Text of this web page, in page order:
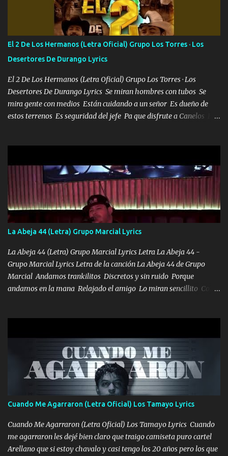
Bellas Artes me ve en las blancas ya hace falta mi APA FLACO
verde se le extraña pa que sepan Aquí Pura GENTE DE LA RANA 🐸
POR CLAVE ES EL CALI 4 EN LA CIUDAD TIJUANA Música Al
tirante andamos mi carnal atento a cualquier necesidad no porque
se ve limpio el camino nos confiamos al andar y nunca con la
misma piedra me vuelvo a tropezar Cuando ando de enamorado
en corto me tiró a per...
El 2 De Los Hermanos (Letra Oficial) Grupo Los Torres · Los
Desertores De Durango Lyrics
El 2 De Los Hermanos (Letra Oficial) Grupo Los Torres · Los
Desertores De Durango Lyrics Se miran hombres con tubos Se
mira gente con medios Están cuidando a un señor Es dueño de
estos terrenos Es seguridad del jefe Pa que disfrute a Canelos Es
ni tampoco las mujeres porque es platica de grandes por eso hay
que estar alegres doy las instrucciones para atender los deberes
Música Si es que salta algún problema de confianza tengo gente
ahí está el Hombre Cuarenta y también Pariente 7 arreglan
cualquier problema no más es cuestión que ordené NOS HACE
FALTA UN HERMANO DE CLAVE ERA EL 24 SIEMPRE FUE UN
HOMBRE VALIENTE POR ALGO M'URIÓ PELEAND0 SIEMPRE
VIO POR LA FAMILIA PARA QUE SIGA EL LEGADO Es el DOS de
los HERMANOS un cerebro inteligente y com...
La Abeja 44 (Letra) Grupo Marcial Lyrics
La Abeja 44 (Letra) Grupo Marcial Lyrics Letra La Abeja 44 -
Grupo Marcial Lyrics Letra de la canción La Abeja 44 de Grupo
Marcial Andamos trankilitos Discretos y sin ruido Porque
andamos en la mana Relajado el amigo Lo miran sencillito Con
coronamos Se jala los marciales Y sus guitarras ya van sonando
Un gallardo me prendo Para agarrar el vuelo y la mente y
tranquilizando Tomense un buen trago Y así es como empezamos
los versos que voy cantando (Music) A vido alta y bajas La carreta
se atora Pero nunca le aflojamos Ya me han pasado cosas Y
aunque ustedes no sepan Pero la vida es muy corta Hay que
echarle chingazos Y seguir trabajando porque nada es...
Cuando Me Agarraron (Letra Oficial) Los Tamayo Lyrics
Cuando Me Agarraron (Letra Oficial) Los Tamayo Lyrics Cuando
me agarraron les dejé bien claro que traigo camiseta puro cartel
Arellano que si estoy chavalo y casi tengo los 20 años pero los que